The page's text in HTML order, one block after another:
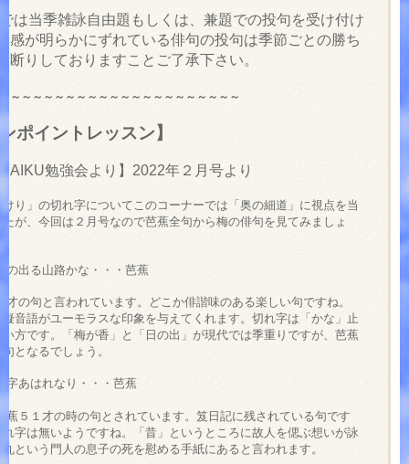
は当季雑詠自由題もしくは、兼題での投句を受け付け
感が明らかにずれている俳句の投句は季節ごとの勝ち
断りしておりますことご了承下さい。
～～～～～～～～～～～～～～～～～～～～～
ポイントレッスン】
勉強会より】2022年２月号より
り」の切れ字についてこのコーナーでは「奥の細道」に視点を当
が、今回は２月号なので芭蕉全句から梅の俳句を見てみましょ
の出る山路かな・・・芭蕉
才の句と言われています。どこか俳諧味のある楽しい句ですね。
音語がユーモラスな印象を与えてくれます。切れ字は「かな」止
方です。「梅が香」と「日の出」が現代では季重りですが、芭蕉
となるでしょう。
あはれなり・・・芭蕉
５１才の時の句とされています。笈日記に残されている句です
字は無いようですね。「昔」というところに故人を偲ぶ想いが詠
という門人の息子の死を慰める手紙にあると言われます。